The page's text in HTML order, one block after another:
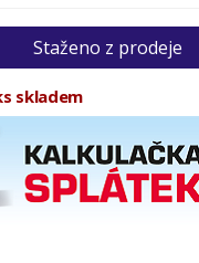
Staženo z prodeje
skladem